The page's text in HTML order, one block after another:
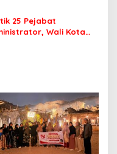
dengan Aman
25 Pejabat
Wali Kota